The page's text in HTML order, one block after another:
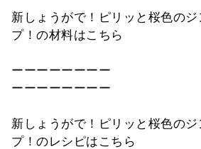
新しょうがで！ピリッと桜色のジ
プ！の材料はこちら
ーーーーーーーー
ーーーーーーーー
新しょうがで！ピリッと桜色のジ
プ！のレシピはこちら